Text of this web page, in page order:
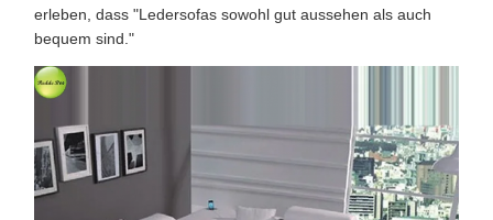
erleben, dass "Ledersofas sowohl gut aussehen als auch
bequem sind."